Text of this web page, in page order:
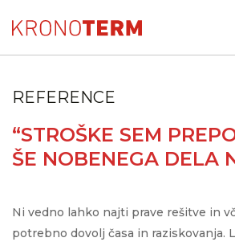
REFERENCE
“STROŠKE SEM
ŠE NOBENEGA DELA
Ni vedno lahko najti prave rešitve in
potrebno dovolj časa in raziskovanja.